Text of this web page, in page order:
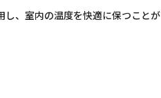
、室内の温度を快適に保つことが